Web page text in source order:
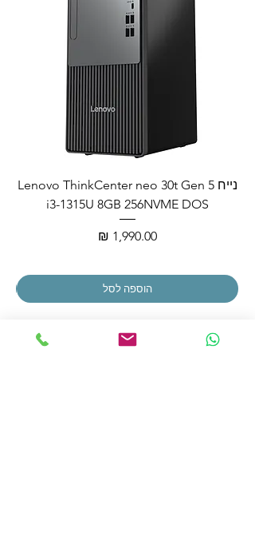
נייח Lenovo ThinkCenter neo 30t Gen 5
i3-1315U 8GB 256NVME DOS
מחיר
הוספה לסל